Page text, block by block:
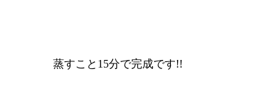
蒸すこと15分で完成です!!